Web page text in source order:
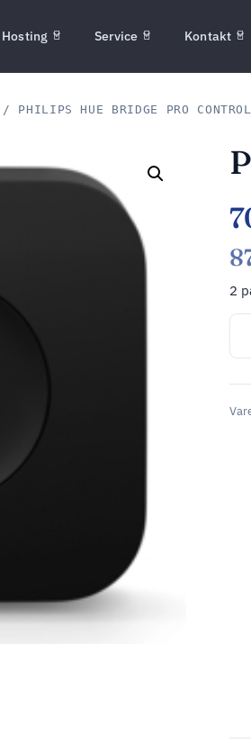
Hosting Service Kontakt
/ PHILIPS HUE BRIDGE PRO
2